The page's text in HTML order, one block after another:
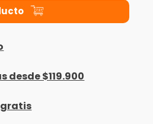
desde $119.900
gratis